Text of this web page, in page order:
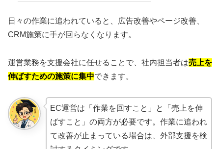
日々の作業に追われていると、広告改善やページ改善、
CRM施策に手が回らなくなります。
運営業務を支援会社に任せることで、社内担当者は売上を
伸ばすための施策に集中できます。
EC運営は「作業を回すこと」と「売上を伸
ばすこと」の両方が必要です。作業に追われ
て改善が止まっている場合は、外部支援を検